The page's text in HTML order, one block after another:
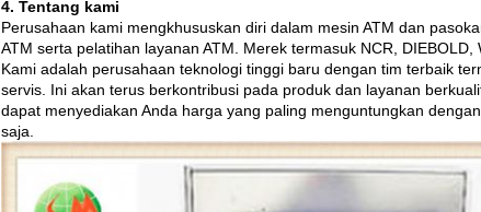
4. Tentang kami
Perusahaan kami mengkhususkan diri dalam mesin ATM dan
ATM serta pelatihan layanan ATM.
Merek termasuk NCR, DIEBOLD,
Kami adalah perusahaan teknologi tinggi baru dengan tim terbaik
servis. Ini akan terus berkontribusi pada produk dan layanan
dapat menyediakan Anda harga yang paling menguntungkan
saja.